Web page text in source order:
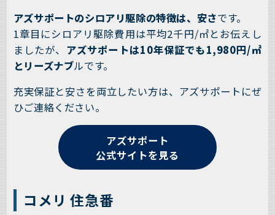
アズサポートのシロアリ駆除の特徴は、安さです。
1章目にシロアリ駆除費用は平均2千円/㎡とお伝えし
ましたが、 アズサポートは10年保証でも1,980円/㎡
とリーズナブルです。
充実保証と安さを両立したい方は、アズサポートにぜ
ひご連絡ください。
アズサポート
公式サイトを見る
コメリ 住急番